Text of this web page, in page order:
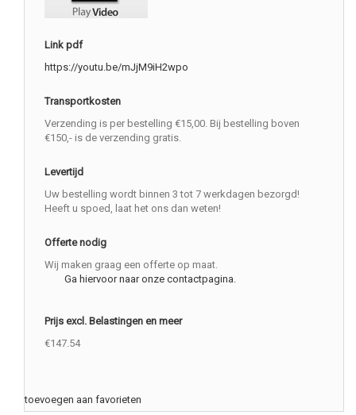
Link pdf
https://youtu.be/mJjM9iH2wpo
Transportkosten
Verzending is per bestelling €15,00. Bij bestelling boven
€150,- is de verzending gratis.
Levertijd
Uw bestelling wordt binnen 3 tot 7 werkdagen bezorgd!
Heeft u spoed, laat het ons dan weten!
Offerte nodig
Wij maken graag een offerte op maat.
Ga hiervoor naar onze contactpagina.
Prijs excl. Belastingen en meer
€147.54
toevoegen aan favorieten